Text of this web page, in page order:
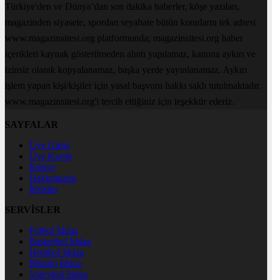
Türkiye'den ve Dünya’dan son dakika haberler, köşe yazıları,
magazinden siyasete, spordan seyahate bütün konuların tek adresi
www.magazinsitesi.org platformunda; magazinsitesi.org haber
içerikleri kaynak gösterilmeden alıntı yapılamaz, kanuna aykırı ve
izinsiz olarak kopyalanamaz, başka yerde yayınlanamaz. Aykırı
işlem yapan kişi/kişiler için yasal başvuru hakkı saklı tutulmaktadır.
www.magazinsitesi.org'i tercih ettiğiniz için teşekkür ederiz.
SAYFALAR
Üye Girişi
Üye Kaydı
Künye
Hakkımızda
İletişim
SERVİSLER
Futbol İddaa
Basketbol İddaa
Hentbol İddaa
Bilardo İddaa
Voleybol İddaa